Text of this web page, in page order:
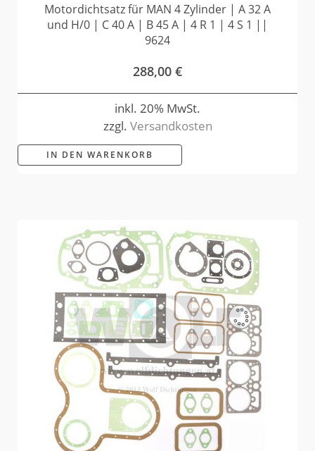
Motordichtsatz für MAN 4 Zylinder | A 32 A
und H/0 | C 40 A | B 45 A | 4 R 1 | 4 S 1 ||
9624
288,00 €
inkl. 20% MwSt.
zzgl. Versandkosten
IN DEN WARENKORB